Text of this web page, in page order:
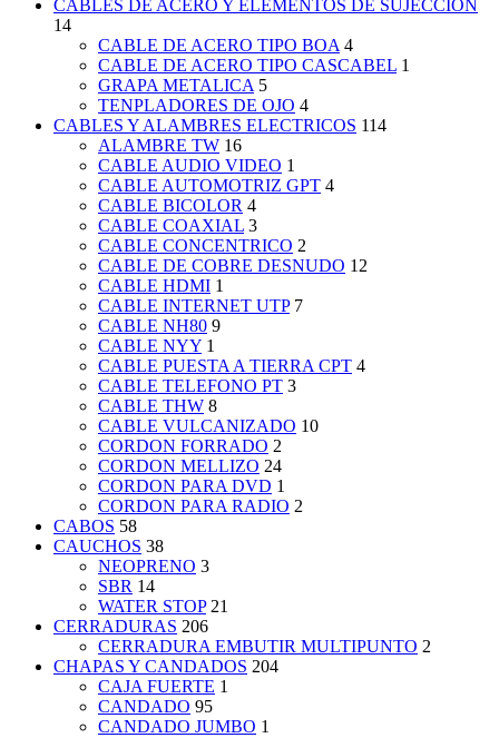
CABLES DE ACERO Y ELEMENTOS DE SUJECCION
14
CABLE DE ACERO TIPO BOA 4
CABLE DE ACERO TIPO CASCABEL 1
GRAPA METALICA 5
TENPLADORES DE OJO 4
CABLES Y ALAMBRES ELECTRICOS 114
ALAMBRE TW 16
CABLE AUDIO VIDEO 1
CABLE AUTOMOTRIZ GPT 4
CABLE BICOLOR 4
CABLE COAXIAL 3
CABLE CONCENTRICO 2
CABLE DE COBRE DESNUDO 12
CABLE HDMI 1
CABLE INTERNET UTP 7
CABLE NH80 9
CABLE NYY 1
CABLE PUESTA A TIERRA CPT 4
CABLE TELEFONO PT 3
CABLE THW 8
CABLE VULCANIZADO 10
CORDON FORRADO 2
CORDON MELLIZO 24
CORDON PARA DVD 1
CORDON PARA RADIO 2
CABOS 58
CAUCHOS 38
NEOPRENO 3
SBR 14
WATER STOP 21
CERRADURAS 206
CERRADURA EMBUTIR MULTIPUNTO 2
CHAPAS Y CANDADOS 204
CAJA FUERTE 1
CANDADO 95
CANDADO JUMBO 1